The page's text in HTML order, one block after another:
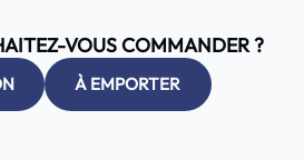
VOUS COMMANDER ?
À EMPORTER